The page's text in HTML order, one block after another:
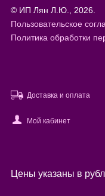
© ИП Лян Л.Ю., 2026.
Пользовательское
Политика обработки
Доставка и оплата
Мой кабинет
Цены указаны в
Используя настоящий